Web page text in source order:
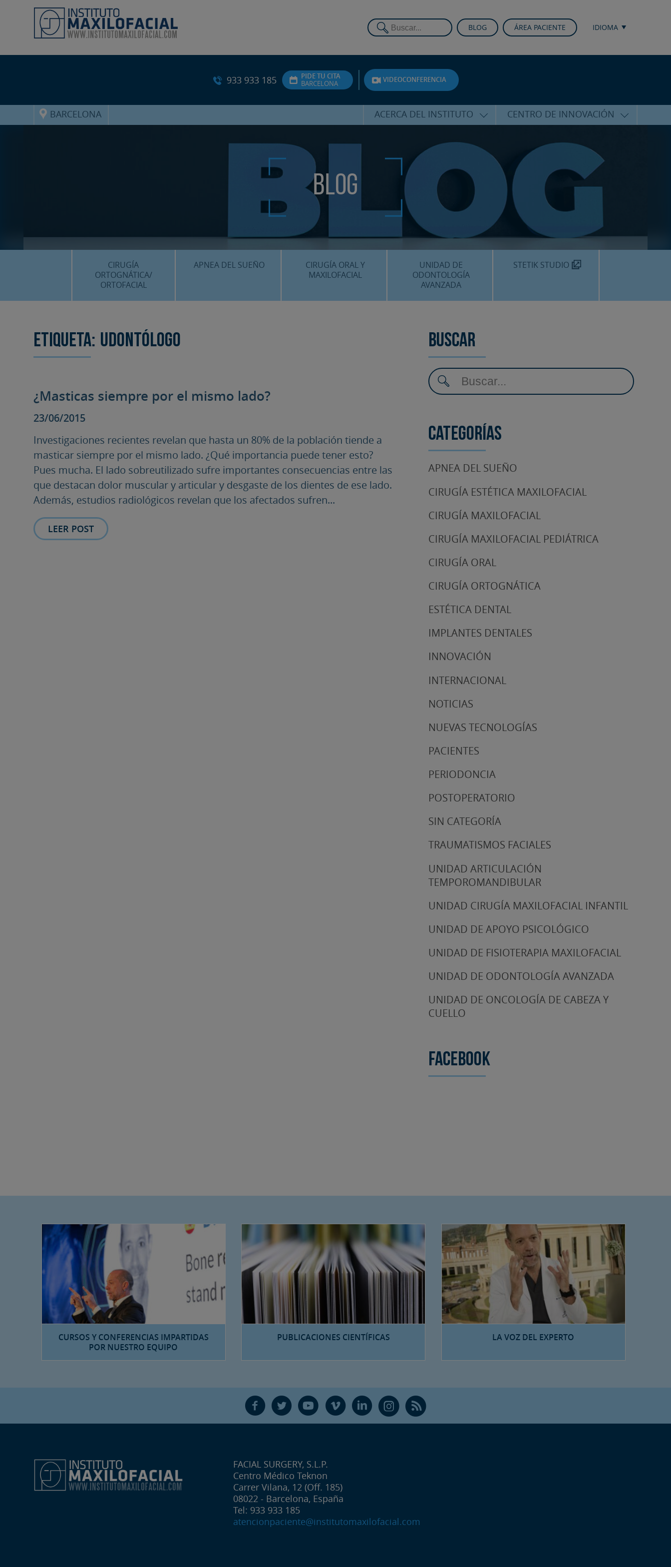
BLOG ÁREA PACIENTE IDIOMA
933 933 185
PIDE TU CITA
BARCELONA
VIDEOCONFERENCIA
BARCELONA ACERCA DEL INSTITUTO
EQUIPO
ATENCIÓN PERSONALIZADA
UNIDAD DE ACOMPAÑAMIENTO
PSICOLÓGICO
SERVICIOS INTERNACIONALES
CENTRO MÉDICO TEKNON
CENTRO DE INNOVACIÓN
CURSOS Y CONFERENCIAS
FORMACIÓN
PUBLICACIONES CIENTÍFICAS
LA VOZ DEL EXPERTO
Blog
CIRUGÍA
ORTOGNÁTICA/
ORTOFACIAL
TRATAMIENTOS
SURGERY FIRST
PLANIFICACIÓN 3D
APNEA DEL SUEÑO
CIRUGÍA ORAL Y
MAXILOFACIAL
UNIDAD DE
ODONTOLOGÍA
AVANZADA
OTROS TRATAMIENTOS
STETIK STUDIO
Etiqueta: udontólogo
¿Masticas siempre por el mismo lado?
23/06/2015
Investigaciones recientes revelan que hasta un 80% de la población tiende a
masticar siempre por el mismo lado. ¿Qué importancia puede tener esto?
Pues mucha. El lado sobreutilizado sufre importantes consecuencias entre las
que destacan dolor muscular y articular y desgaste de los dientes de ese lado.
Además, estudios radiológicos revelan que los afectados sufren...
LEER POST
Buscar
Categorías
APNEA DEL SUEÑO
CIRUGÍA ESTÉTICA MAXILOFACIAL
CIRUGÍA MAXILOFACIAL
CIRUGÍA MAXILOFACIAL PEDIÁTRICA
CIRUGÍA ORAL
CIRUGÍA ORTOGNÁTICA
ESTÉTICA DENTAL
IMPLANTES DENTALES
INNOVACIÓN
INTERNACIONAL
NOTICIAS
NUEVAS TECNOLOGÍAS
PACIENTES
PERIODONCIA
POSTOPERATORIO
SIN CATEGORÍA
TRAUMATISMOS FACIALES
UNIDAD ARTICULACIÓN
TEMPOROMANDIBULAR
UNIDAD CIRUGÍA MAXILOFACIAL INFANTIL
UNIDAD DE APOYO PSICOLÓGICO
UNIDAD DE FISIOTERAPIA MAXILOFACIAL
UNIDAD DE ODONTOLOGÍA AVANZADA
UNIDAD DE ONCOLOGÍA DE CABEZA Y
CUELLO
Facebook
CURSOS Y CONFERENCIAS IMPARTIDAS
POR NUESTRO EQUIPO
PUBLICACIONES CIENTÍFICAS LA VOZ DEL EXPERTO
F T Y V L Ñ R
FACIAL SURGERY, S.L.P.
Centro Médico Teknon
Carrer Vilana, 12 (Off. 185)
08022 - Barcelona, España
Tel: 933 933 185
atencionpaciente@institutomaxilofacial.com